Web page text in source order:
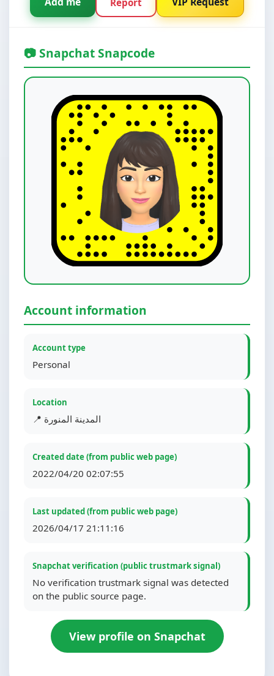
📷 Snapchat Snapcode
Account information
Account type
Personal
Location
📍 المدينة المنورة
Created date (from public web page)
2022/04/20 02:07:55
Last updated (from public web page)
2026/04/17 21:11:16
Snapchat verification (public trustmark signal)
No verification trustmark signal was detected
on the public source page.
View profile on Snapchat